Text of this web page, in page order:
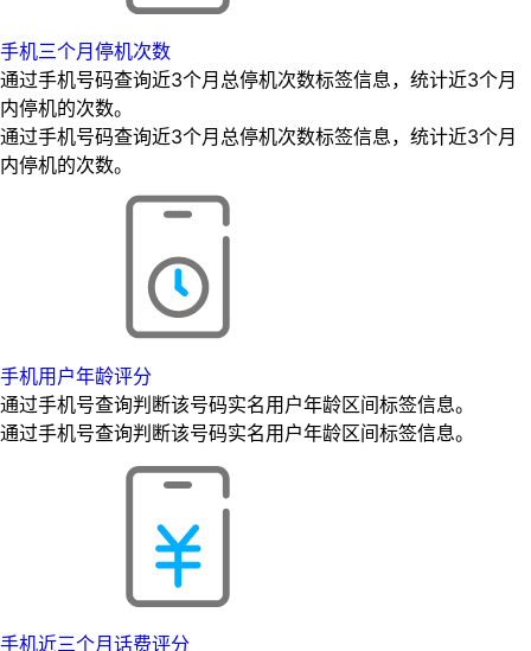
手机三个月停机次数
通过手机号码查询近3个月总停机次数标签信息，统计近3个月
内停机的次数。
通过手机号码查询近3个月总停机次数标签信息，统计近3个月
内停机的次数。
手机用户年龄评分
通过手机号查询判断该号码实名用户年龄区间标签信息。
通过手机号查询判断该号码实名用户年龄区间标签信息。
手机近三个月话费评分